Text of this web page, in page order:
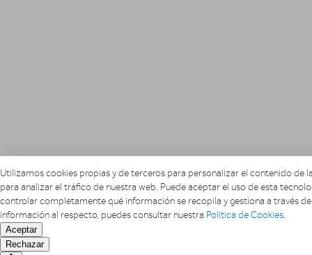
Utilizamos cookies propias y de terceros para personalizar el contenido de
para analizar el tráfico de nuestra web. Puede aceptar el uso de esta
controlar completamente qué información se recopila y gestiona a través
información al respecto, puedes consultar nuestra Política de Cookies.
Aceptar
Rechazar